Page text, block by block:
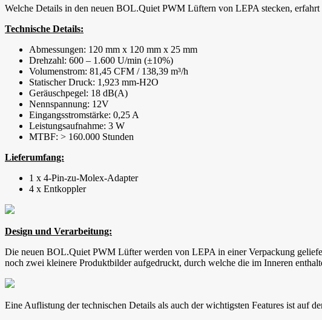
Welche Details in den neuen BOL.Quiet PWM Lüftern von LEPA stecken, erfahrt
Technische Details:
Abmessungen: 120 mm x 120 mm x 25 mm
Drehzahl: 600 – 1.600 U/min (±10%)
Volumenstrom: 81,45 CFM / 138,39 m³/h
Statischer Druck: 1,923 mm-H2O
Geräuschpegel: 18 dB(A)
Nennspannung: 12V
Eingangsstromstärke: 0,25 A
Leistungsaufnahme: 3 W
MTBF: > 160.000 Stunden
Lieferumfang:
1 x 4-Pin-zu-Molex-Adapter
4 x Entkoppler
Design und Verarbeitung:
Die neuen BOL.Quiet PWM Lüfter werden von LEPA in einer Verpackung
noch zwei kleinere Produktbilder aufgedruckt, durch welche die im Inneren
Eine Auflistung der technischen Details als auch der wichtigsten Features ist auf